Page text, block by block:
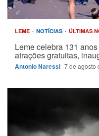
LEME NOTÍCIAS ÚLTIMAS
Leme celebra 131
atrações gratuitas,
Antonio Naressi 7 de agosto